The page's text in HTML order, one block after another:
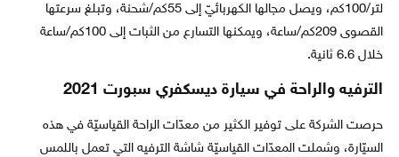
لتر/100كم، ويصل مجالها الكهربائيّ إلى 55كم/شحنة، وتبلغ سرعتها
القصوى 209كم/ساعة، ويمكنها التسارع من الثبات إلى 100كم/ساعة
خلال 6.6 ثانية.
الترفيه والراحة في سيارة ديسكفري سبورت 2021
حرصت الشركة على توفير الكثير من معدّات الراحة القياسيّة في هذه
السيّارة، وشملت المعدّات القياسيّة شاشة الترفيه التي تعمل باللمس